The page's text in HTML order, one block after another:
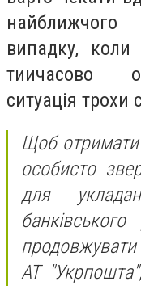
випадку,
тиичасово
ситуація трохи
Щоб отримати
особисто
для
АТ